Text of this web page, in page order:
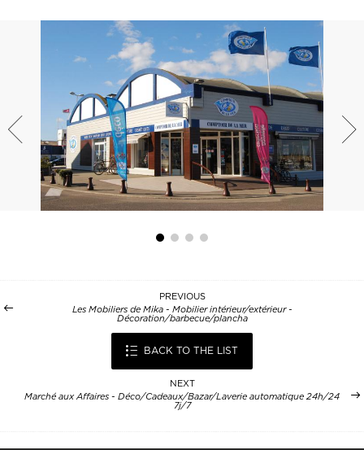
PREVIOUS
Les Mobiliers de Mika - Mobilier intérieur/extérieur -
Décoration/barbecue/plancha
BACK TO THE LIST
NEXT
Marché aux Affaires - Déco/Cadeaux/Bazar/Laverie automatique 24h/24
7j/7